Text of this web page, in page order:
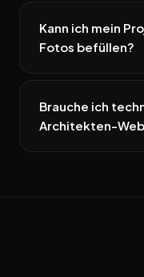
Kann ich mein
Fotos befüllen?
Brauche ich
Architekten-